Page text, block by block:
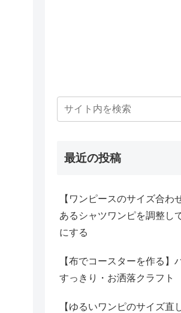
最近の投稿
【ワンピースのサイズ合わ
あるシャツワンピを調整し
にする
【布でコースターを作る】
すっきり・お洒落クラフト
【ゆるいワンピのサイズ直